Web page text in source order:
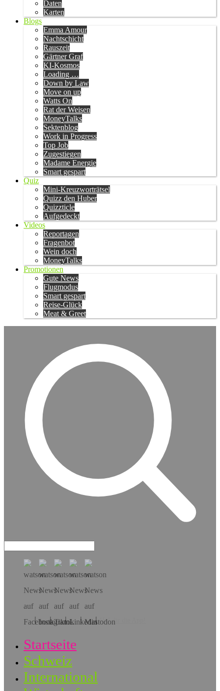
Daten
Karten
Blogs
Emma Amour
Nachtschicht
Rauszeit
Gärtner Graf
KI-Kosmos
Loading …
Down by Law
Move on up
Watts On
Rat der Weisen
MoneyTalks
Sektenblog
Work in Progress
Top Job
Zugestiegen
Madame Energie
Smart gespart
Quiz
Mini-Kreuzworträtsel
Quizz den Huber
Quizzticle
Aufgedeckt
Videos
Reportagen
Fragenbot
Wein doch
MoneyTalks
Promotionen
Gute News
Flugmodus
Smart gespart
Reise-Glück
Meat & Greet
Hol dir die App!
Startseite
Schweiz
International